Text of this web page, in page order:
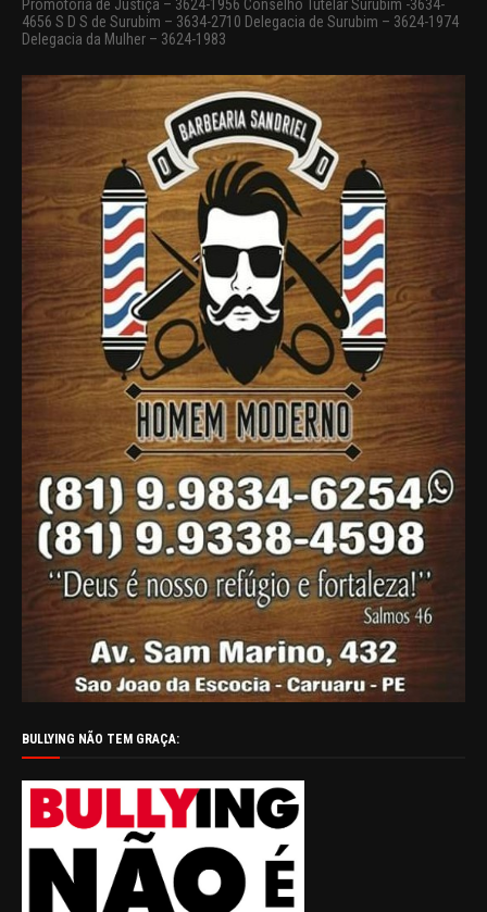
Promotoria de Justiça – 3624-1956 Conselho Tutelar Surubim -3634-
4656 S D S de Surubim – 3634-2710 Delegacia de Surubim – 3624-1974
Delegacia da Mulher – 3624-1983
BULLYING NÃO TEM GRAÇA: